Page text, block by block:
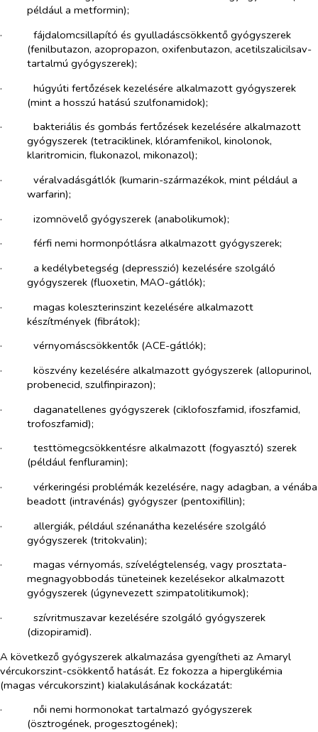
például a metformin);
·​
fájdalomcsillapító és gyulladáscsökkentő gyógyszerek
(fenilbutazon, azopropazon, oxifenbutazon, acetilszalicilsav-
tartalmú gyógyszerek);
·​
húgyúti fertőzések kezelésére alkalmazott gyógyszerek
(mint a hosszú hatású szulfonamidok);
·​
bakteriális és gombás fertőzések kezelésére alkalmazott
gyógyszerek (tetraciklinek, klóramfenikol, kinolonok,
klaritromicin, flukonazol, mikonazol);
·​
véralvadásgátlók (kumarin-származékok, mint például a
warfarin);
·​
izomnövelő gyógyszerek (anabolikumok);
·​
férfi nemi hormonpótlásra alkalmazott gyógyszerek;
·​
a kedélybetegség (depresszió) kezelésére szolgáló
gyógyszerek (fluoxetin, MAO-gátlók);
·​
magas koleszterinszint kezelésére alkalmazott
készítmények (fibrátok);
·​
vérnyomáscsökkentők (ACE-gátlók);
·​
köszvény kezelésére alkalmazott gyógyszerek (allopurinol,
probenecid, szulfinpirazon);
·​
daganatellenes gyógyszerek (ciklofoszfamid, ifoszfamid,
trofoszfamid);
·​
testtömegcsökkentésre alkalmazott (fogyasztó) szerek
(például fenfluramin);
·​
vérkeringési problémák kezelésére, nagy adagban, a vénába
beadott (intravénás) gyógyszer (pentoxifillin);
·​
allergiák, például szénanátha kezelésére szolgáló
gyógyszerek (tritokvalin);
·​
magas vérnyomás, szívelégtelenség, vagy prosztata-
megnagyobbodás tüneteinek kezelésekor alkalmazott
gyógyszerek (úgynevezett szimpatolitikumok);
·​
szívritmuszavar kezelésére szolgáló gyógyszerek
(dizopiramid).
A következő gyógyszerek alkalmazása gyengítheti az Amaryl
vércukorszint-csökkentő hatását. Ez fokozza a hiperglikémia
(magas vércukorszint) kialakulásának kockázatát:
·​
női nemi hormonokat tartalmazó gyógyszerek
(ösztrogének, progesztogének);